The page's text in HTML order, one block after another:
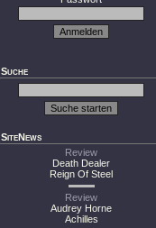
Suche
SiteNews
Review
Death Dealer
Reign Of Steel
Review
Audrey Horne
Achilles